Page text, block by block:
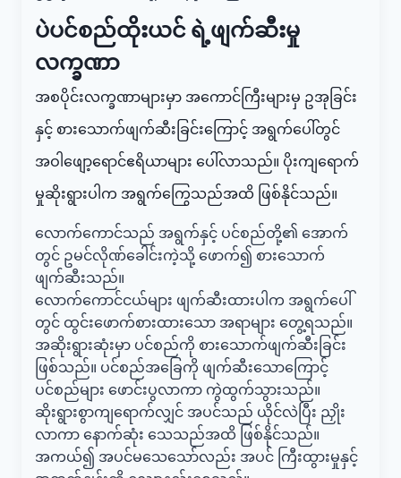
ပဲပင်စည်ထိုးယင် ရဲ့ဖျက်ဆီးမှု
လက္ခဏာ
အစပိုင်းလက္ခဏာများမှာ အကောင်ကြီးများမှ ဥအုခြင်း
နှင့် စားသောက်ဖျက်ဆီးခြင်းကြောင့် အရွက်ပေါ်တွင်
အဝါဖျော့ရောင်ဧရိယာများ ပေါ်လာသည်။ ပိုးကျရောက်
မှုဆိုးရွားပါက အရွက်ကြွေသည်အထိ ဖြစ်နိုင်သည်။
လောက်ကောင်သည် အရွက်နှင့် ပင်စည်တို့၏ အောက်
တွင် ဥမင်လိုဏ်ခေါင်းကဲ့သို့ ဖောက်၍ စားသောက်
ဖျက်ဆီးသည်။
လောက်ကောင်ငယ်များ ဖျက်ဆီးထားပါက အရွက်ပေါ်
တွင် ထွင်းဖောက်စားထားသော အရာများ တွေ့ရသည်။
အဆိုးရွားဆုံးမှာ ပင်စည်ကို စားသောက်ဖျက်ဆီးခြင်း
ဖြစ်သည်။ ပင်စည်အခြေကို ဖျက်ဆီးသောကြောင့်
ပင်စည်များ ဖောင်းပွလာကာ ကွဲထွက်သွားသည်။
ဆိုးရွားစွာကျရောက်လျှင် အပင်သည် ယိုင်လဲပြီး ညှိုး
လာကာ နောက်ဆုံး သေသည်အထိ ဖြစ်နိုင်သည်။
အကယ်၍ အပင်မသေသော်လည်း အပင် ကြီးထွားမှုနှင့်